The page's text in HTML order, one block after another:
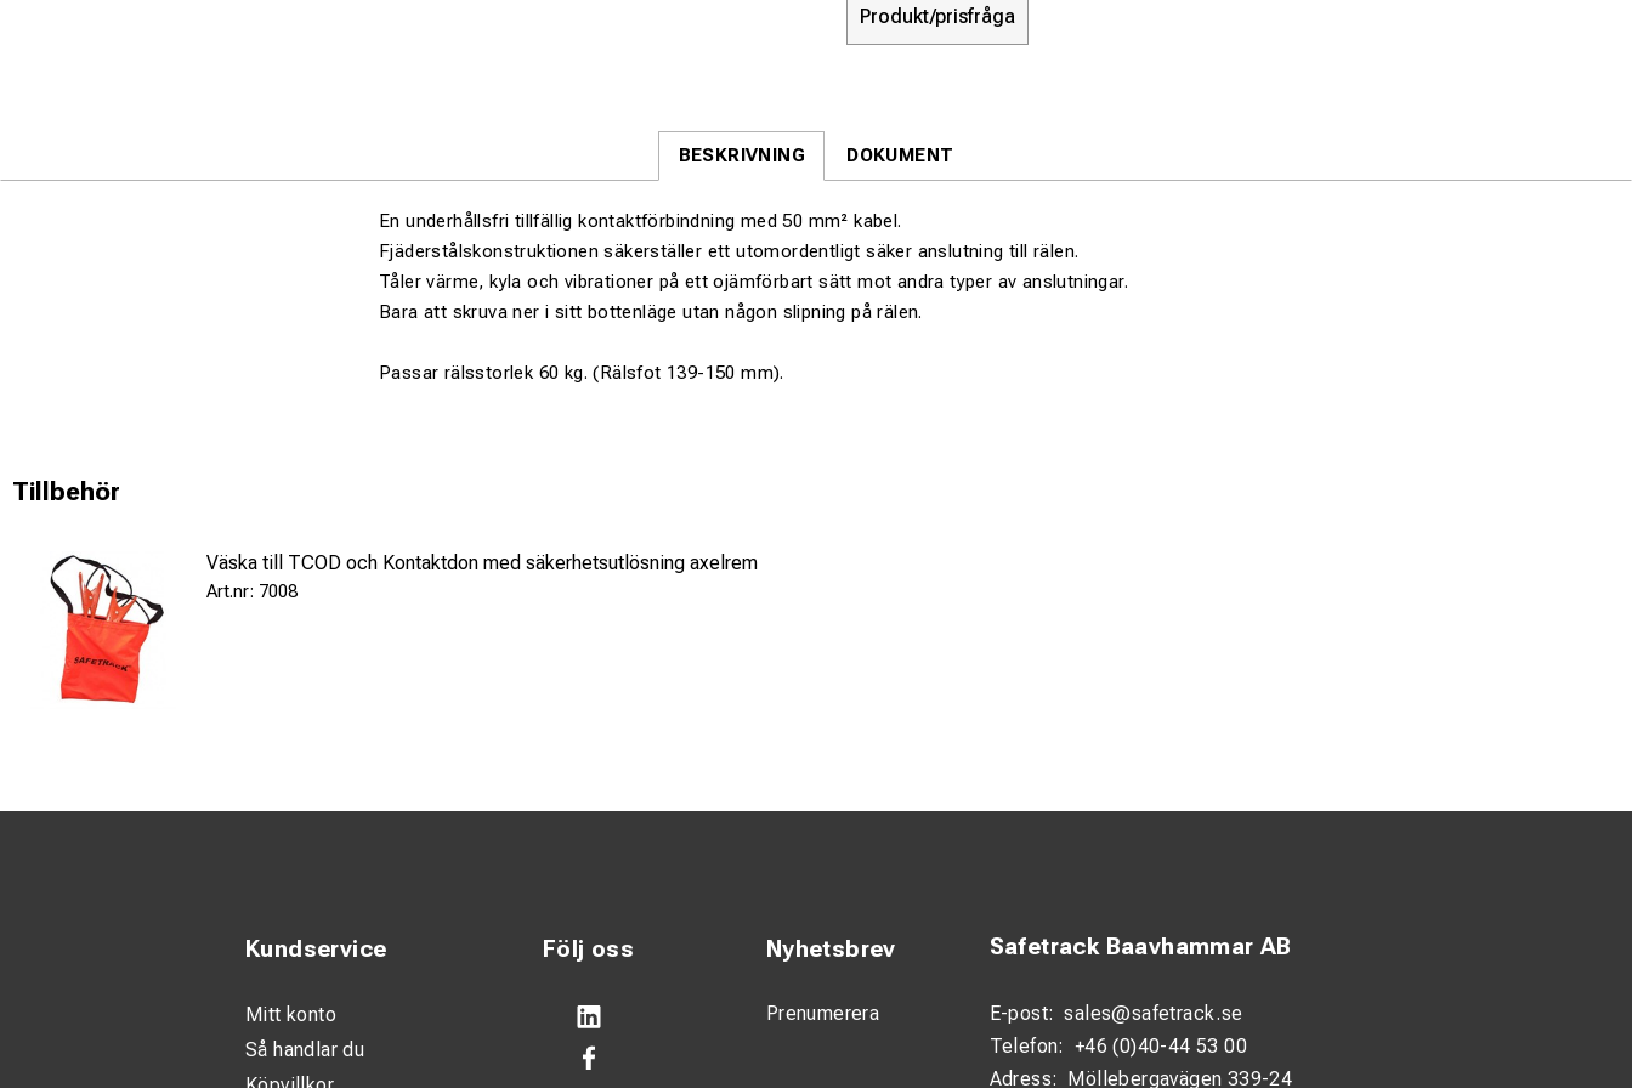
Produkt/prisfråga
BESKRIVNING DOKUMENT
En underhållsfri tillfällig kontaktförbindning med 50 mm² kabel.
Fjäderstålskonstruktionen säkerställer ett utomordentligt säker anslutning till rälen.
Tåler värme, kyla och vibrationer på ett ojämförbart sätt mot andra typer av anslutningar.
Bara att skruva ner i sitt bottenläge utan någon slipning på rälen.
Passar rälsstorlek 60 kg. (Rälsfot 139-150 mm).
Tillbehör
Väska till TCOD och Kontaktdon med säkerhetsutlösning axelrem
7008
Följ oss Nyhetsbrev
Prenumerera
Safetrack Baavhammar AB
E-post: sales@safetrack.se
Telefon: +46 (0)40-44 53 00
Adress: Möllebergavägen 339-24
Kundservice
Mitt konto
Så handlar du